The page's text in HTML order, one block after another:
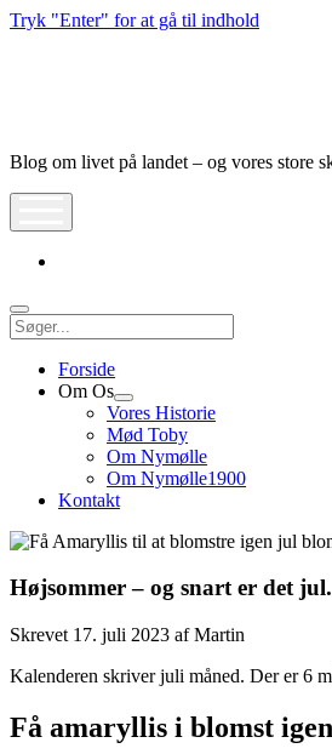
Tryk "Enter" for at gå til indhold
Blog om livet på landet – og vores store
Søg
Forside
Om Os
Åbn
dropdown
meny
Vores Historie
Mød Toby
Om Nymølle
Om Nymølle1900
Kontakt
Højsommer – og snart er det jul.
Skrevet 17. juli 2023 afMartin
Kalenderen skriver juli måned. Der er 6
Få amaryllis i blomst